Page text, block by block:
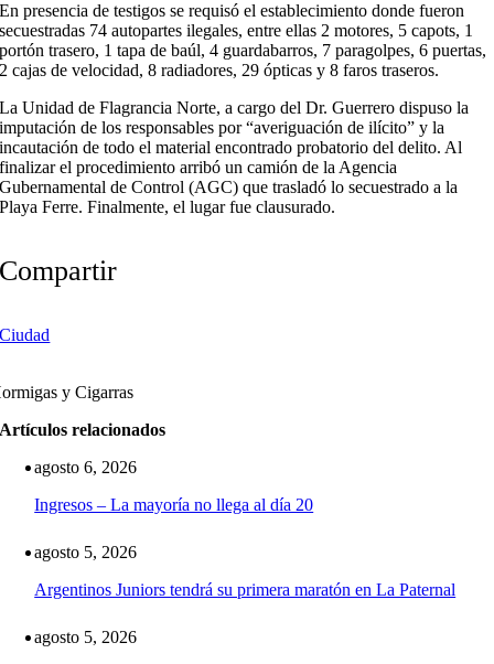
En presencia de testigos se requisó el establecimiento donde fueron
secuestradas 74 autopartes ilegales, entre ellas 2 motores, 5 capots, 1
portón trasero, 1 tapa de baúl, 4 guardabarros, 7 paragolpes, 6 puertas,
2 cajas de velocidad, 8 radiadores, 29 ópticas y 8 faros traseros.
La Unidad de Flagrancia Norte, a cargo del Dr. Guerrero dispuso la
imputación de los responsables por “averiguación de ilícito” y la
incautación de todo el material encontrado probatorio del delito. Al
finalizar el procedimiento arribó un camión de la Agencia
Gubernamental de Control (AGC) que trasladó lo secuestrado a la
Playa Ferre. Finalmente, el lugar fue clausurado.
Compartir
Ciudad
y Cigarras
Artículos relacionados
agosto 6, 2026
Ingresos – La mayoría no llega al día 20
agosto 5, 2026
Argentinos Juniors tendrá su primera maratón en La Paternal
agosto 5, 2026